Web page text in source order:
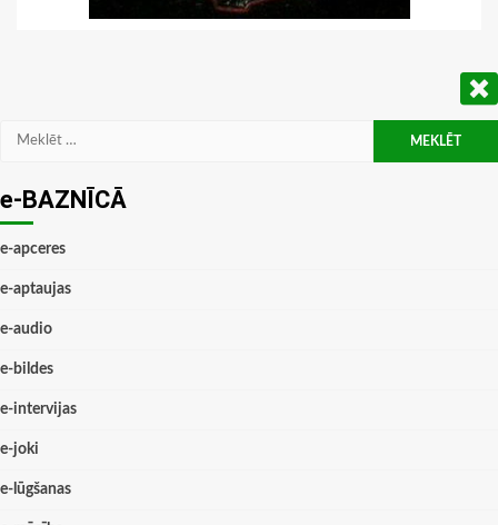
Meklēt:
e-BAZNĪCĀ
e-apceres
e-aptaujas
e-audio
e-bildes
e-intervijas
e-joki
e-lūgšanas